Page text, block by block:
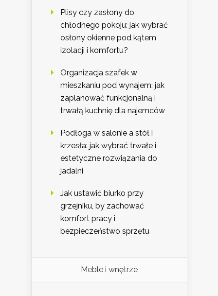
Plisy czy zasłony do
chłodnego pokoju: jak wybrać
osłony okienne pod kątem
izolacji i komfortu?
Organizacja szafek w
mieszkaniu pod wynajem: jak
zaplanować funkcjonalną i
trwałą kuchnię dla najemców
Podłoga w salonie a stół i
krzesła: jak wybrać trwałe i
estetyczne rozwiązania do
jadalni
Jak ustawić biurko przy
grzejniku, by zachować
komfort pracy i
bezpieczeństwo sprzętu
Meble i wnętrze